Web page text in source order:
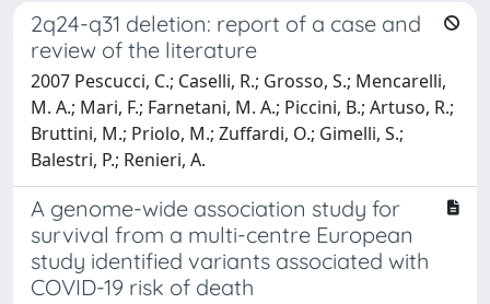
2q24-q31 deletion: report of a case and
review of the literature
2007 Pescucci, C.; Caselli, R.; Grosso, S.; Mencarelli,
M. A.; Mari, F.; Farnetani, M. A.; Piccini, B.; Artuso, R.;
Bruttini, M.; Priolo, M.; Zuffardi, O.; Gimelli, S.;
Balestri, P.; Renieri, A.
A genome-wide association study for
survival from a multi-centre European
study identified variants associated with
COVID-19 risk of death